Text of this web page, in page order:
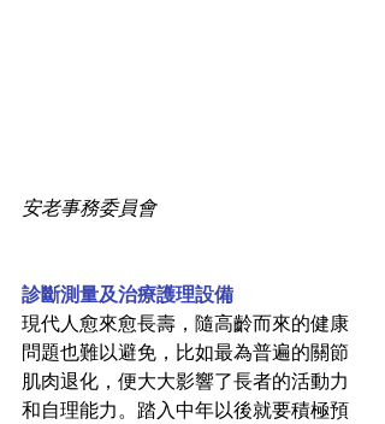
安老事務委員會
診斷測量及治療護理設備
現代人愈來愈長壽，隨高齡而來的健康
問題也難以避免，比如最為普遍的關節
肌肉退化，便大大影響了長者的活動力
和自理能力。踏入中年以後就要積極預